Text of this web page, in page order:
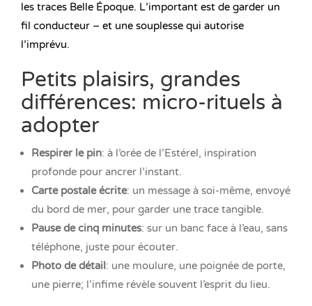
les traces Belle Époque. L’important est de garder un
fil conducteur – et une souplesse qui autorise
l’imprévu.
Petits plaisirs, grandes
différences: micro-rituels à
adopter
Respirer le pin: à l’orée de l’Estérel, inspiration
profonde pour ancrer l’instant.
Carte postale écrite: un message à soi-même, envoyé
du bord de mer, pour garder une trace tangible.
Pause de cinq minutes: sur un banc face à l’eau, sans
téléphone, juste pour écouter.
Photo de détail: une moulure, une poignée de porte,
une pierre; l’infime révèle souvent l’esprit du lieu.